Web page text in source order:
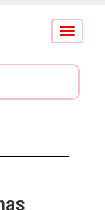
Conmutar